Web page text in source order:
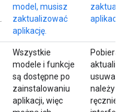
model, musisz
zaktualizować
aplikację.
aplikację.
Wszystkie
modele i funkcje
są dostępne po
zainstalowaniu
aplikacji, więc
należy
ręcznie